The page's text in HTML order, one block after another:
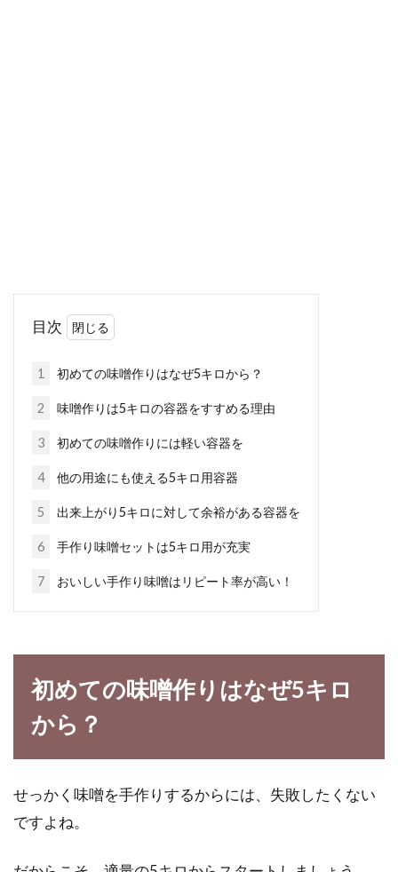
リットと注意点とは？
味噌というと、スーパーで売られているパック
入りの味噌が一般的ですよね。ガラスの容器入
りの味噌...
ラーメンを食べるなら味噌味！女子
今や日本の国民食となったラーメンは、実に
様々なテイストが味わえ、ラーメン好きな日本
人には唸らせるも...
杯の塩分を徹底調査！
います。日本では、成人男子の1日の食塩目標
甘酒は麹によって生きてる酵素が違
目次
1 初めての味噌作りはなぜ5キロから？
2 味噌作りは5キロの容器をすすめる理由
3 初めての味噌作りには軽い容器を
4 他の用途にも使える5キロ用容器
5 出来上がり5キロに対して余裕がある容器を
6 手作り味噌セットは5キロ用が充実
7 おいしい手作り味噌はリピート率が高い！
初めての味噌作りはなぜ5キロ
から？
せっかく味噌を手作りするからには、失敗したくない
ですよね。